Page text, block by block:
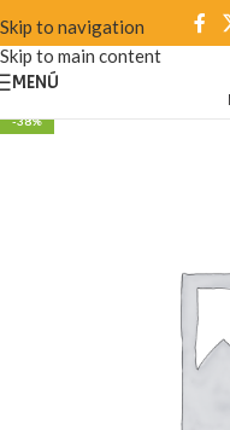
Skip to navigation
Skip to main content
MENÚ
-38%